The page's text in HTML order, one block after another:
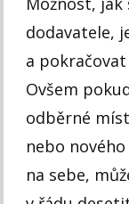
dodavatele,
a
Ovšem
odběrné
nebo
na sebe,